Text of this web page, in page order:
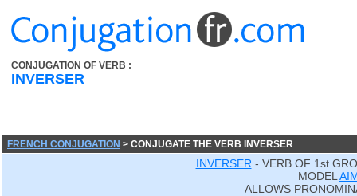
CONJUGATION OF VERB :
INVERSER
FRENCH CONJUGATION > CONJUGATE THE VERB INVERSER
INVERSER - VERB OF 1st
MODEL
ALLOWS